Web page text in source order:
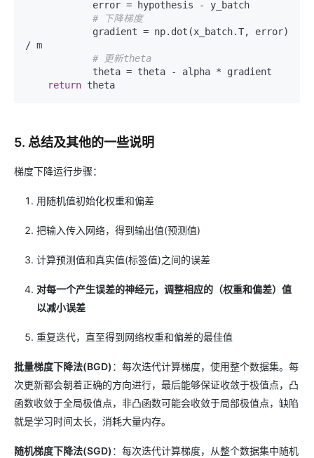
# 下降梯度
/ m
# 更新theta
return
5. 总结及其他的一些说明
梯度下降运行步骤：
用随机值初始化权重和偏差
把输入传入网络，得到输出值(预测值)
计算预测值和真实值(标签值)之间的误差
对每一个产生误差的神经元，调整相应的（权重和偏差）值
以减小误差
重复迭代，直至得到网络权重和偏差的最佳值
批量梯度下降法(BGD) ：每次迭代计算梯度，使用整个数据集。每
次更新都会朝着正确的方向进行，最后能够保证收敛于极值点，凸
函数收敛于全局极值点，非凸函数可能会收敛于局部极值点，缺陷
就是学习时间太长，消耗大量内存。
随机梯度下降法(SGD) ：每次迭代计算梯度，从整个数据集中随机